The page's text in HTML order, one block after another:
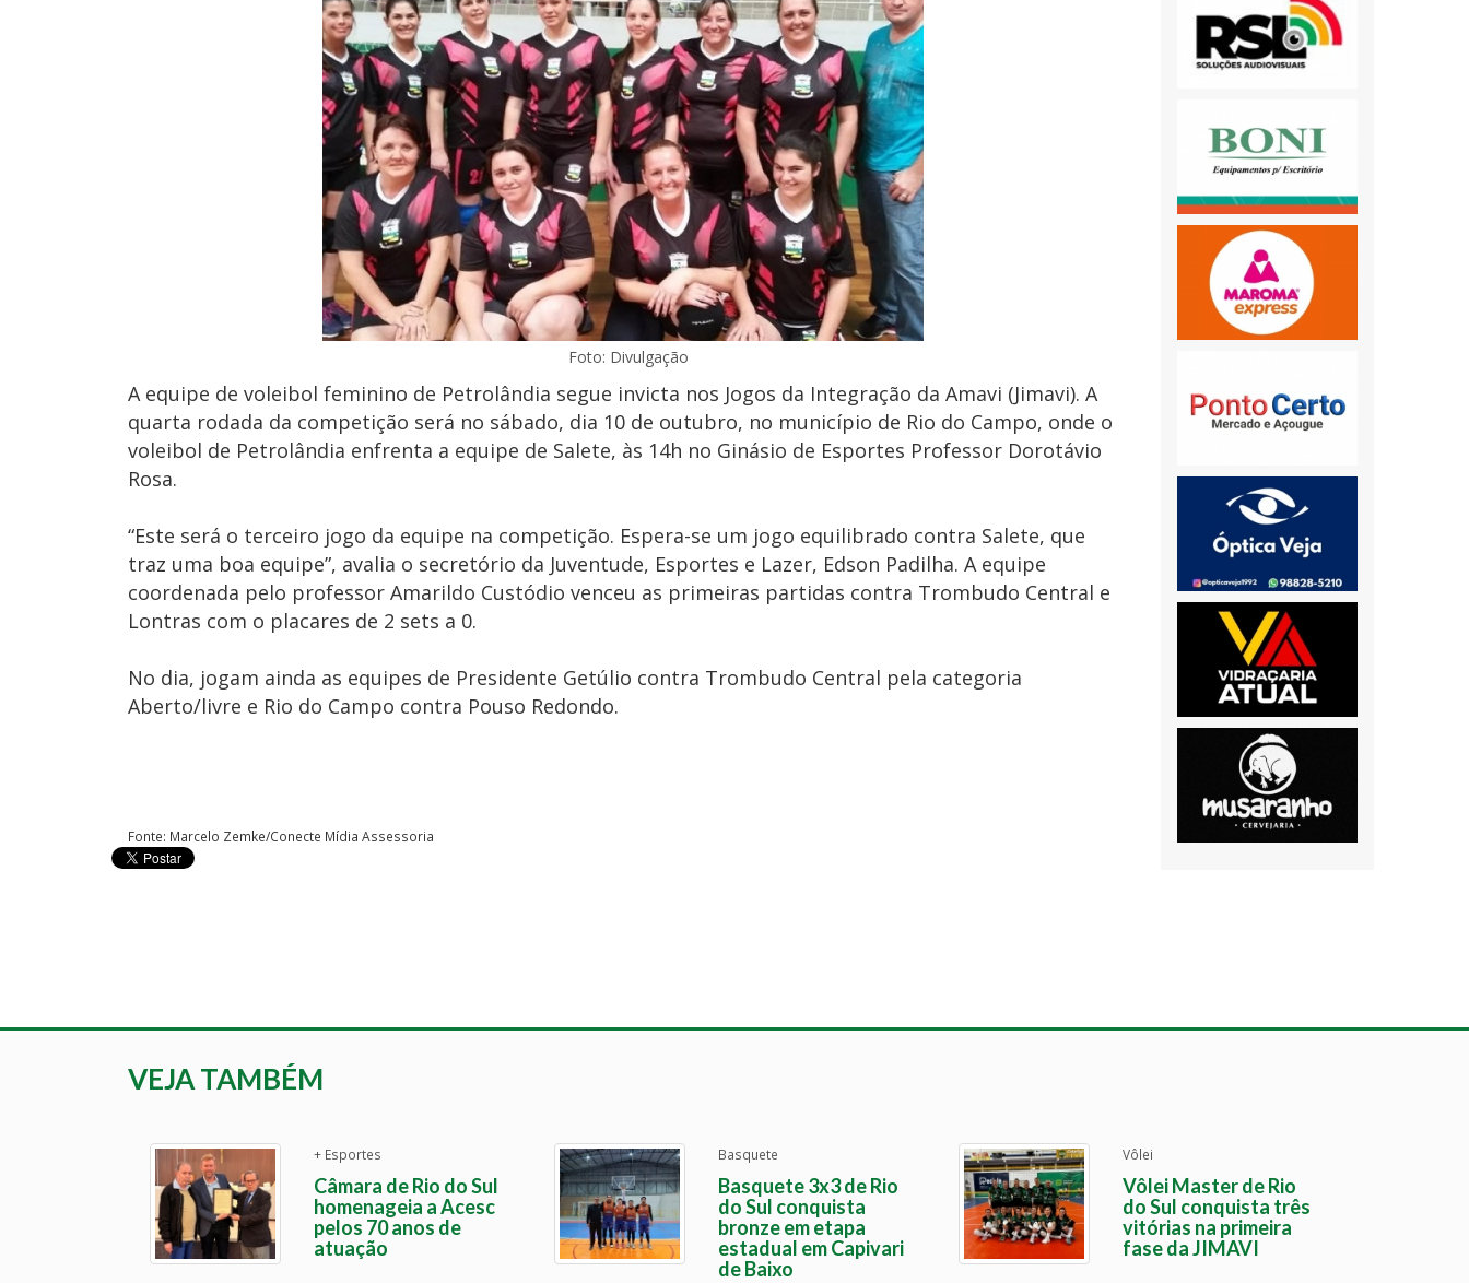
Foto: Divulgação
A equipe de voleibol feminino de Petrolândia segue invicta nos Jogos da Integração da Amavi (Jimavi). A
quarta rodada da competição será no sábado, dia 10 de outubro, no município de Rio do Campo, onde o
voleibol de Petrolândia enfrenta a equipe de Salete, às 14h no Ginásio de Esportes Professor Dorotávio
Rosa.
“Este será o terceiro jogo da equipe na competição. Espera-se um jogo equilibrado contra Salete, que
traz uma boa equipe”, avalia o secretório da Juventude, Esportes e Lazer, Edson Padilha. A equipe
coordenada pelo professor Amarildo Custódio venceu as primeiras partidas contra Trombudo Central e
Lontras com o placares de 2 sets a 0.
No dia, jogam ainda as equipes de Presidente Getúlio contra Trombudo Central pela categoria
Aberto/livre e Rio do Campo contra Pouso Redondo.
Fonte: Marcelo Zemke/Conecte Mídia Assessoria
VEJA TAMBÉM
+ Esportes
Câmara de Rio do Sul
homenageia a Acesc
pelos 70 anos de
atuação
Basquete
Basquete 3x3 de Rio
do Sul conquista
bronze em etapa
estadual em Capivari
de Baixo
Vôlei
Vôlei Master de Rio
do Sul conquista três
vitórias na primeira
fase da JIMAVI